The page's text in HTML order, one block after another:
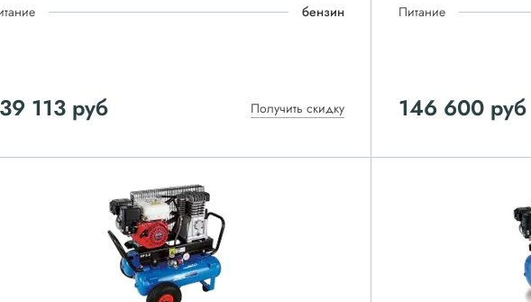
бензин
113 руб Получить скидку
Питание
146 600руб